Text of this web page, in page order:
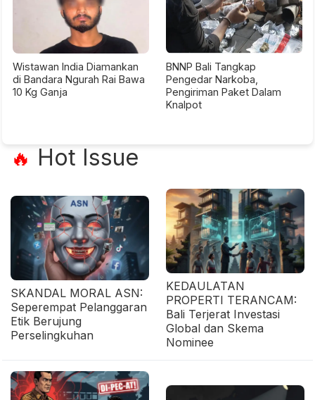
Wistawan India Diamankan
di Bandara Ngurah Rai Bawa
10 Kg Ganja
BNNP Bali Tangkap
Pengedar Narkoba,
Pengiriman Paket Dalam
Knalpot
🔥 Hot Issue
SKANDAL MORAL ASN:
Seperempat Pelanggaran
Etik Berujung
Perselingkuhan
KEDAULATAN
PROPERTI TERANCAM:
Bali Terjerat Investasi
Global dan Skema
Nominee